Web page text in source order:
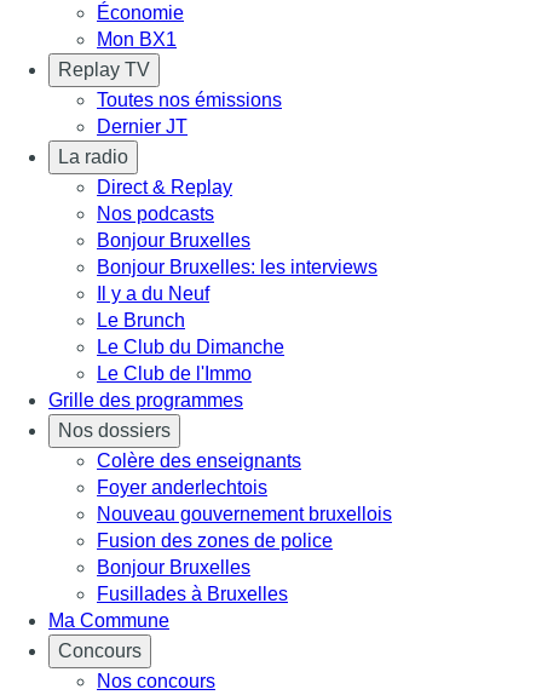
Économie
Mon BX1
Replay TV
Toutes nos émissions
Dernier JT
La radio
Direct & Replay
Nos podcasts
Bonjour Bruxelles
Bonjour Bruxelles: les interviews
Il y a du Neuf
Le Brunch
Le Club du Dimanche
Le Club de l'Immo
Grille des programmes
Nos dossiers
Colère des enseignants
Foyer anderlechtois
Nouveau gouvernement bruxellois
Fusion des zones de police
Bonjour Bruxelles
Fusillades à Bruxelles
Ma Commune
Concours
Nos concours